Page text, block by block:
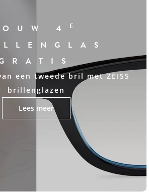
4 E
een tweede bril met ZEISS
brillenglazen
Lees meer